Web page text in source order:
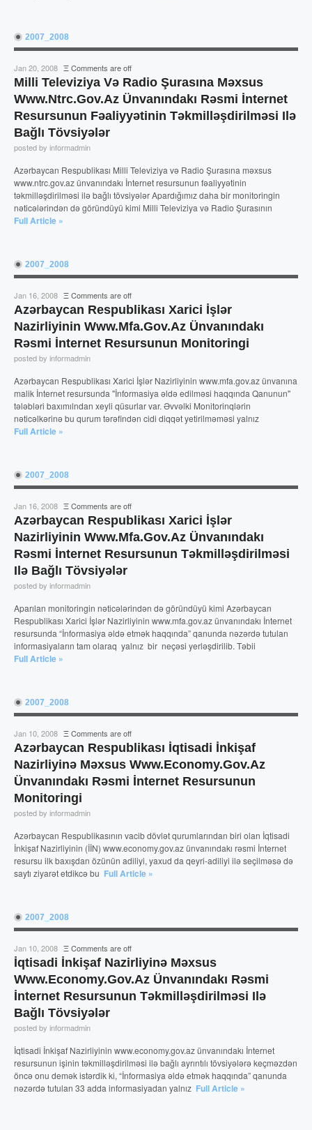
2007_2008
Jan 20, 2008 ΞComments are off
Milli Televiziya Və Radio Şurasına Məxsus
Www.ntrc.gov.az Ünvanındakı Rəsmi İnternet
Resursunun Fəaliyyətinin Təkmilləşdirilməsi Ilə
Bağlı Tövsiyələr
posted by informadmin
Azərbaycan Respublikası Milli Televiziya və Radio Şurasına məxsus
www.ntrc.gov.az ünvanındakı İnternet resursunun fəaliyyətinin
təkmilləşdirilməsi ilə bağlı tövsiyələr Apardığımız daha bir monitoringin
nəticələrindən də göründüyü kimi Milli Televiziya və Radio Şurasının
Full Article »
2007_2008
Jan 16, 2008 ΞComments are off
Azərbaycan Respublikası Xarici İşlər
Nazirliyinin Www.mfa.gov.az Ünvanındakı
Rəsmi İnternet Resursunun Monitoringi
posted by informadmin
Azərbaycan Respublikası Xarici İşlər Nazirliyinin www.mfa.gov.az ünvanına
malik İnternet resursunda "İnformasiya əldə edilməsi haqqında Qanunun"
tələbləri baxımılndan xeyli qüsurlar var. Əvvəlki Monitorinqlərin
nəticəlkərinə bu qurum tərəfindən cidi diqqət yetirilməməsi yalnız
Full Article »
2007_2008
Jan 16, 2008 ΞComments are off
Azərbaycan Respublikası Xarici İşlər
Nazirliyinin Www.mfa.gov.az Ünvanındakı
Rəsmi İnternet Resursunun Təkmilləşdirilməsi
Ilə Bağlı Tövsiyələr
posted by informadmin
Aparılan monitoringin nəticələrindən də göründüyü kimi Azərbaycan
Respublikası Xarici İşlər Nazirliyinin www.mfa.gov.az ünvanındakı İnternet
resursunda “İnformasiya əldə etmək haqqında” qanunda nəzərdə tutulan
informasiyaların tam olaraq yalnız bir neçəsi yerləşdirilib. Təbii
Full Article »
2007_2008
Jan 10, 2008 ΞComments are off
Azərbaycan Respublikası İqtisadi İnkişaf
Nazirliyinə Məxsus Www.economy.gov.az
Ünvanındakı Rəsmi İnternet Resursunun
Monitoringi
posted by informadmin
Azərbaycan Respublikasının vacib dövlət qurumlarından biri olan İqtisadi
İnkişaf Nazirliyinin (İİN) www.economy.gov.az ünvanındakı rəsmi İnternet
resursu ilk baxışdan özünün adiliyi, yaxud da qeyri-adiliyi ilə seçilməsə də
saytı ziyarət etdikcə bu Full Article »
2007_2008
Jan 10, 2008 ΞComments are off
İqtisadi İnkişaf Nazirliyinə Məxsus
Www.economy.gov.az Ünvanındakı Rəsmi
İnternet Resursunun Təkmilləşdirilməsi Ilə
Bağlı Tövsiyələr
posted by informadmin
İqtisadi İnkişaf Nazirliyinin www.economy.gov.az ünvanındakı İnternet
resursunun işinin təkmilləşdirilməsi ilə bağlı ayrıntılı tövsiyələrə keçməzdən
öncə onu demək istərdik ki, “İnformasiya əldə etmək haqqında” qanunda
nəzərdə tutulan 33 adda informasiyadan yalnız Full Article »